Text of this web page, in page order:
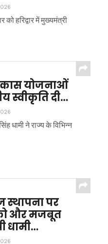
को हरिद्वार में मुख्यमंत्री
योजनाओं
स्वीकृति दी…
धामी ने राज्य के विभिन्न
स्थापना पर
और मजबूत
धामी…